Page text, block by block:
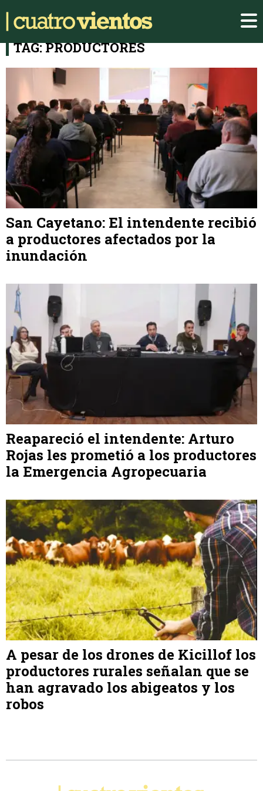
TAG: PRODUCTORES
San Cayetano: El intendente recibió
a productores afectados por la
inundación
Reapareció el intendente: Arturo
Rojas les prometió a los productores
la Emergencia Agropecuaria
A pesar de los drones de Kicillof los
productores rurales señalan que se
han agravado los abigeatos y los
robos